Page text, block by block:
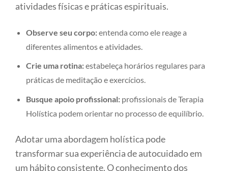
atividades físicas e práticas espirituais.
Observe seu corpo:entenda como ele reage a
diferentes alimentos e atividades.
Crie uma rotina:estabeleça horários regulares para
práticas de meditação e exercícios.
Busque apoio profissional:profissionais de Terapia
Holística podem orientar no processo de equilíbrio.
Adotar uma abordagem holística pode
transformar sua experiência de autocuidado em
um hábito consistente. O conhecimento dos